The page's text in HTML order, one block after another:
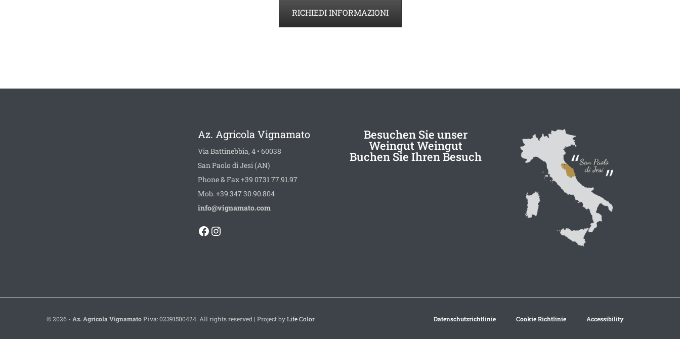
RICHIEDI INFORMAZIONI
Az. Agricola Vignamato
Via Battinebbia, 4 • 60038
San Paolo di Jesi (AN)
Phone & Fax +39 0731 77.91.97
Mob. +39 347 30.90.804
info@vignamato.com
Facebook
Instagram
Besuchen Sie unser
Weingut Weingut
Buchen Sie Ihren Besuch
© 2026 - Az. Agricola VignamatoP.iva: 02391500424. All rights reserved | Project byLife Color Datenschutzrichtlinie Cookie Richtlinie Accessibility